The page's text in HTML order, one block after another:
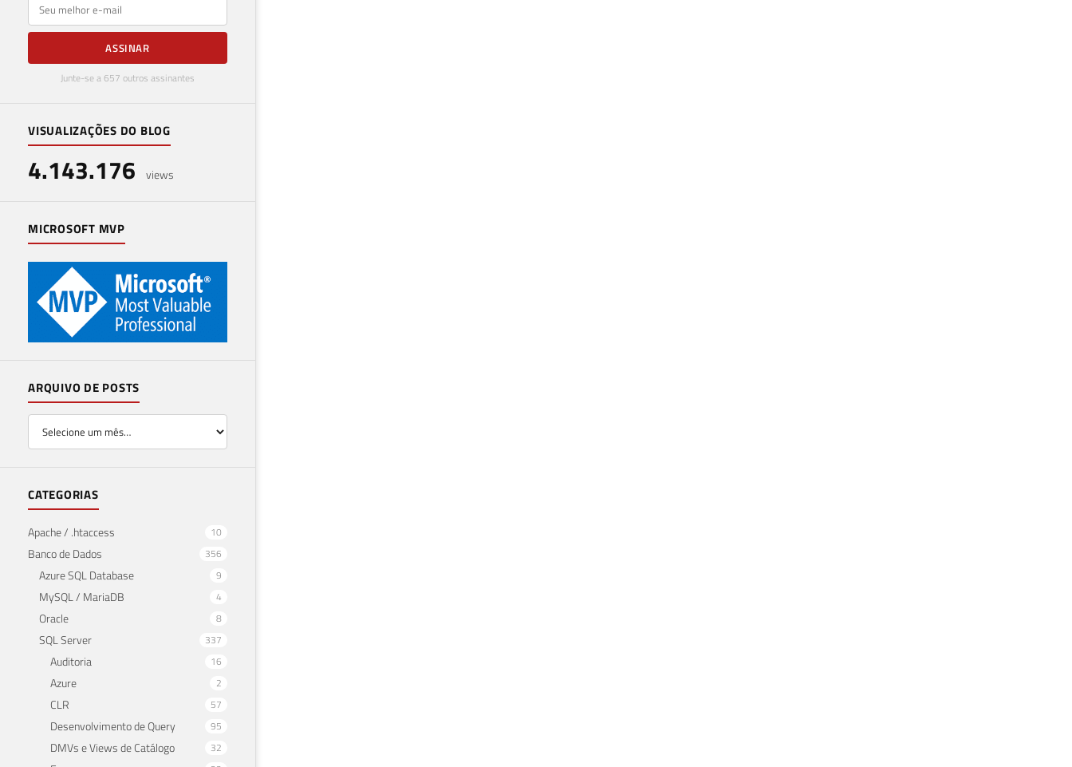
ASSINAR
Junte-se a 657 outros assinantes
VISUALIZAÇÕES DO BLOG
4.143.176 views
MICROSOFT MVP
ARQUIVO DE POSTS
CATEGORIAS
Apache / .htaccess 10
Banco de Dados 356
Azure SQL Database 9
MySQL / MariaDB 4
Oracle 8
SQL Server 337
Auditoria 16
Azure 2
CLR 57
Desenvolvimento de Query 95
DMVs e Views de Catálogo 32